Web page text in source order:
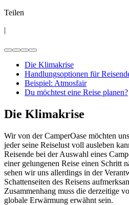
Teilen
|
Die Klimakrise
Handlungsoptionen für
Beispiel: Atmosfair
Du möchtest eine Reise planen?
Die Klimakrise
Wir von der CamperOase möchten
jeder seine Reiselust voll ausleben
Reisende bei der Auswahl eines
einer gelungenen Reise einen Schritt
sehen wir uns allerdings in der
Schattenseiten des Reisens
Zusammenhang muss die derzeitige
globale Erwärmung erwähnt sein.